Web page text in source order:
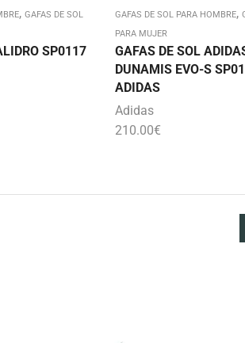
, GAFAS DE SOL
SP0117
GAFAS DE SOL PARA HOMBRE,
PARA MUJER
GAFAS DE SOL
DUNAMIS EVO-S
ADIDAS
Adidas
210.00€